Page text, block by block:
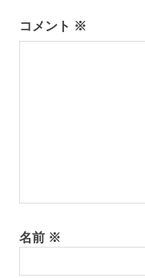
シ
コメント ※
名前 ※